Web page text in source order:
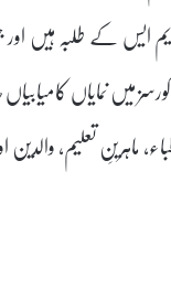
ایس کے طلبہ ہیں
میں نمایاں
ماہرینِ تعلیم،